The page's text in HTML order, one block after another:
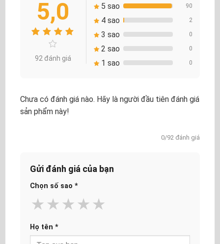
5,0
92 đánh giá
5 sao 90
4 sao 2
3 sao 0
2 sao 0
1 sao 0
Chưa có đánh giá nào. Hãy là người đầu tiên đánh giá
sản phẩm này!
0/92 đánh giá
Gửi đánh giá của bạn
Chọn số sao *
★
★
★
★
★
Họ tên *